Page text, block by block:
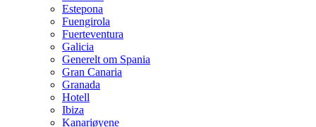
Estepona
Fuengirola
Fuerteventura
Galicia
Generelt om Spania
Gran Canaria
Granada
Hotell
Ibiza
Kanariøyene